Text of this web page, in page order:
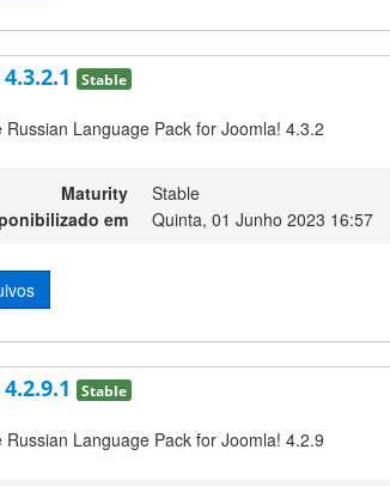
Stable
Russian Language Pack for Joomla! 4.3.2
Maturity
Stable
em
Quinta, 01 Junho 2023 16:57
Stable
Russian Language Pack for Joomla! 4.2.9